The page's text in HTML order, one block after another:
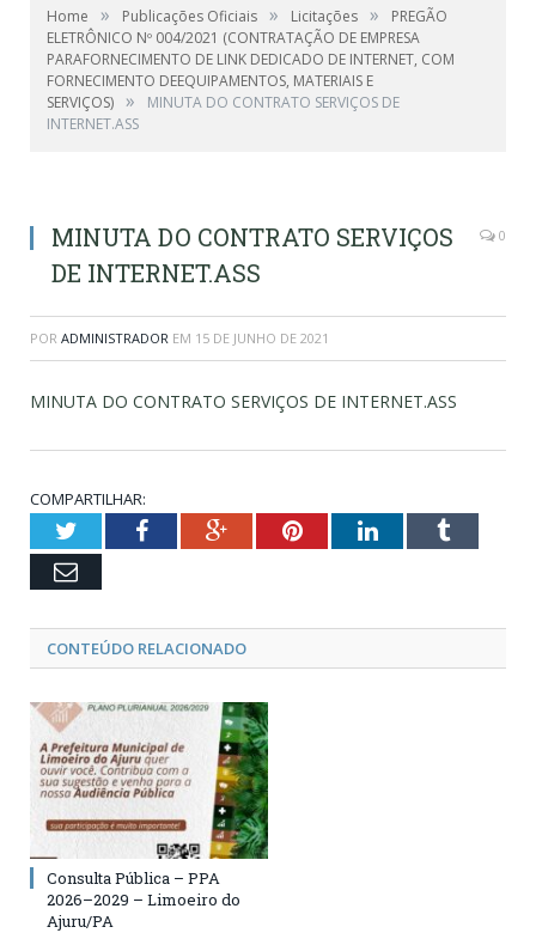
Home » Publicações Oficiais » Licitações »
PREGÃO
ELETRÔNICO Nº 004/2021 (CONTRATAÇÃO DE EMPRESA
PARAFORNECIMENTO DE LINK DEDICADO DE INTERNET, COM
FORNECIMENTO DEEQUIPAMENTOS, MATERIAIS E
SERVIÇOS) »
MINUTA DO CONTRATO SERVIÇOS DE
INTERNET.ASS
MINUTA DO CONTRATO SERVIÇOS
DE INTERNET.ASS
0
POR ADMINISTRADOR EM 15 DE JUNHO DE 2021
MINUTA DO CONTRATO SERVIÇOS DE INTERNET.ASS
COMPARTILHAR:
TwitterFacebookGoogle+PinterestLinkedInTumblr
Email
CONTEÚDO RELACIONADO
Consulta Pública – PPA
2026–2029 – Limoeiro do
Ajuru/PA